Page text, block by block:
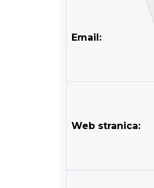
Email:
Web stranica: